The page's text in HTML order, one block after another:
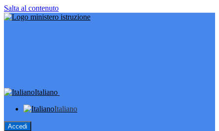
Salta al contenuto
Italiano
Italiano
Accedi